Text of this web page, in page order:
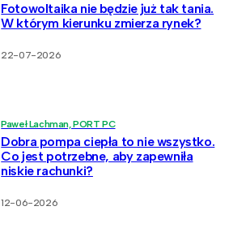
Fotowoltaika nie będzie już tak tania.
W którym kierunku zmierza rynek?
22-07-2026
Paweł Lachman, PORT PC
Dobra pompa ciepła to nie wszystko.
Co jest potrzebne, aby zapewniła
niskie rachunki?
12-06-2026